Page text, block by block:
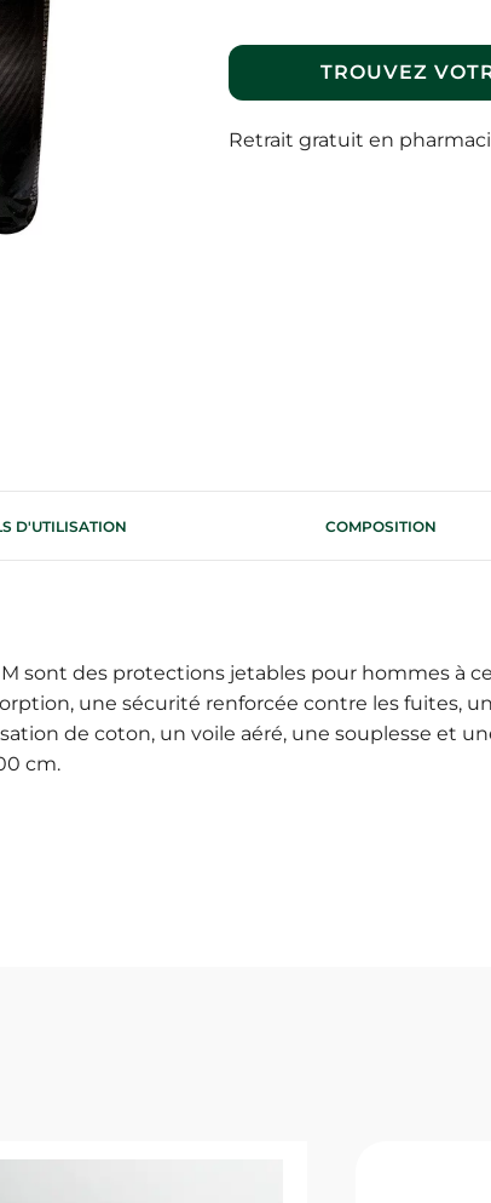
TROUVEZ
Retrait gratuit en
D'UTILISATION COMPOSITION
sont des protections jetables pour hommes à
une sécurité renforcée contre les fuites,
de coton, un voile aéré, une souplesse et
cm.